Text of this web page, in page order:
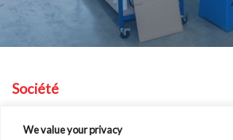
We value your privacy
Société
Équipement